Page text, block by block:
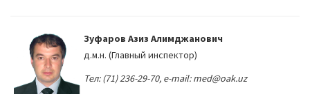
Зуфаров Азиз Алимджанович
д.м.н. (Главный инспектор)
Тел: (71) 236-29-70, e-mail: med@oak.uz